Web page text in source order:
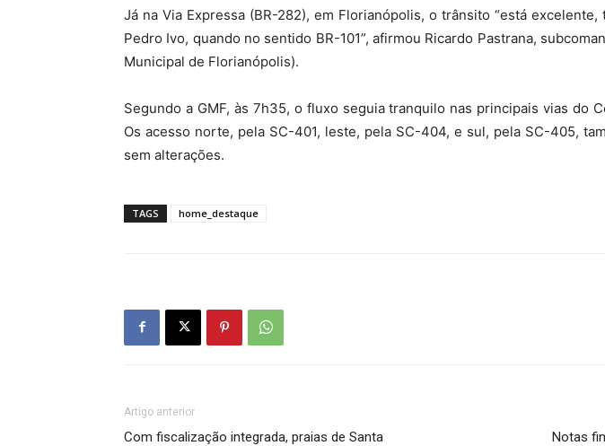
Já na Via Expressa (BR-282), em Florianópolis, o trânsito “está
Pedro Ivo, quando no sentido BR-101”, afirmou Ricardo Pastrana,
Municipal de Florianópolis).
Segundo a GMF, às 7h35, o fluxo seguia tranquilo nas principais vias do
Os acesso norte, pela SC-401, leste, pela SC-404, e sul, pela SC-405,
sem alterações.
TAGS home_destaque
Artigo anterior
Com fiscalização integrada, praias de Santa
Notas